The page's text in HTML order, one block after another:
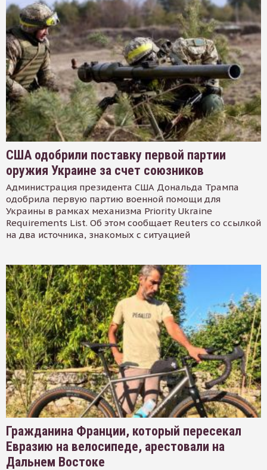
США одобрили поставку первой партии
оружия Украине за счет союзников
Администрация президента США Дональда Трампа
одобрила первую партию военной помощи для
Украины в рамках механизма Priority Ukraine
Requirements List. Об этом сообщает Reuters со ссылкой
на два источника, знакомых с ситуацией
Гражданина Франции, который пересекал
Евразию на велосипеде, арестовали на
Дальнем Востоке